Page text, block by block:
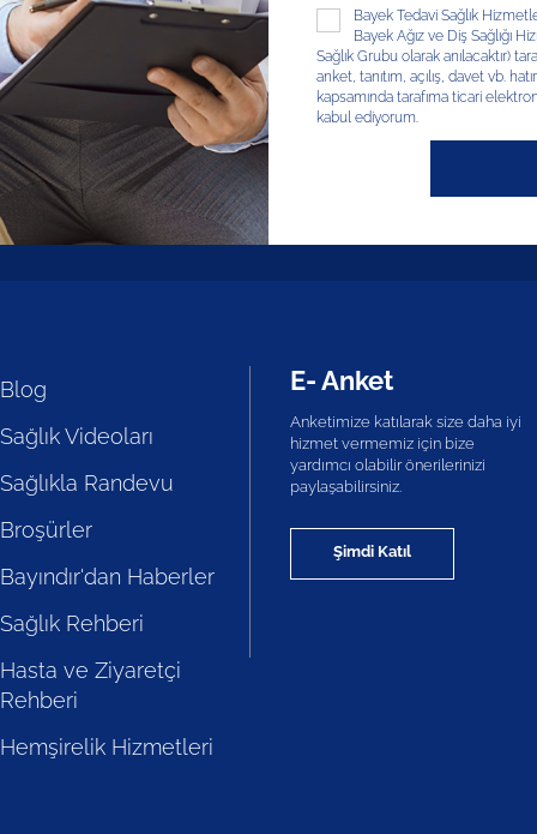
Bayek Tedavi Sağlık
Bayek Ağız ve Diş Sağlığı
Sağlık Grubu olarak anılacaktır)
anket, tanıtım, açılış, davet vb.
kapsamında tarafıma ticari
kabul ediyorum.
Blog
Sağlık Videoları
Sağlıkla Randevu
Broşürler
Bayındır'dan Haberler
Sağlık Rehberi
Hasta ve Ziyaretçi
Rehberi
Hemşirelik Hizmetleri
E- Anket
Anketimize katılarak size daha iyi
hizmet vermemiz için bize
yardımcı olabilir önerilerinizi
paylaşabilirsiniz.
Şimdi Katıl